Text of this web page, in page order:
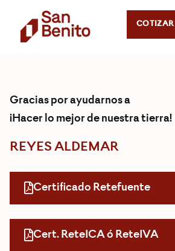
COTIZAR
Gracias por ayudarnos a
¡Hacer lo mejor de nuestra tierra!
REYES ALDEMAR
Certificado Retefuente
Cert. ReteICA ó ReteIVA